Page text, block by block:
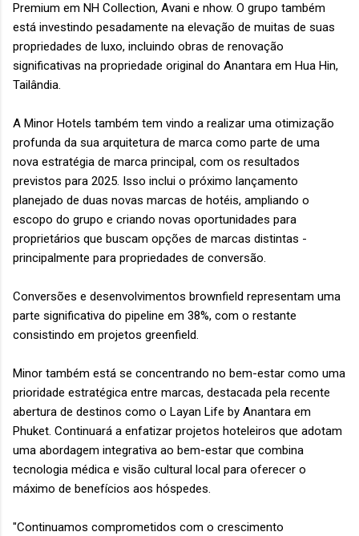
Premium em NH Collection, Avani e nhow. O grupo também
está investindo pesadamente na elevação de muitas de suas
propriedades de luxo, incluindo obras de renovação
significativas na propriedade original do Anantara em Hua Hin,
Tailândia.
A Minor Hotels também tem vindo a realizar uma otimização
profunda da sua arquitetura de marca como parte de uma
nova estratégia de marca principal, com os resultados
previstos para 2025. Isso inclui o próximo lançamento
planejado de duas novas marcas de hotéis, ampliando o
escopo do grupo e criando novas oportunidades para
proprietários que buscam opções de marcas distintas -
principalmente para propriedades de conversão.
Conversões e desenvolvimentos brownfield representam uma
parte significativa do pipeline em 38%, com o restante
consistindo em projetos greenfield.
Minor também está se concentrando no bem-estar como uma
prioridade estratégica entre marcas, destacada pela recente
abertura de destinos como o Layan Life by Anantara em
Phuket. Continuará a enfatizar projetos hoteleiros que adotam
uma abordagem integrativa ao bem-estar que combina
tecnologia médica e visão cultural local para oferecer o
máximo de benefícios aos hóspedes.
"Continuamos comprometidos com o crescimento